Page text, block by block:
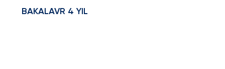
BAKALAVR 4 YIL